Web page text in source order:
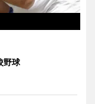
野球